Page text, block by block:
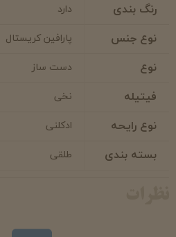
رنگ بندی دارد
نوع جنس پارافین کریستال
نوع دست ساز
فیتیله نخی
نوع رایحه ادکلنی
بسته بندی طلقی